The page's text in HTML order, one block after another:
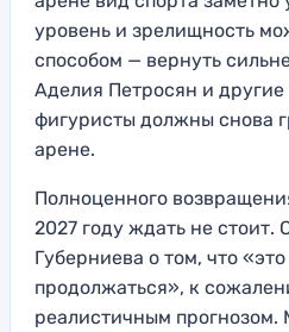
уровень и зрелищность
способом — вернуть
Аделия Петросян и
фигуристы должны снова
арене.
Полноценного
2027 году ждать не стоит.
Губерниева о том, что
продолжаться», к
реалистичным